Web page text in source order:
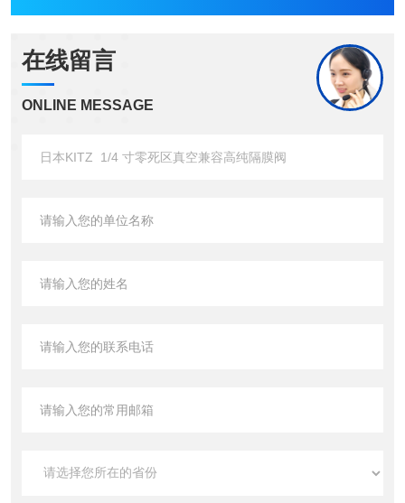
在线留言
ONLINE MESSAGE